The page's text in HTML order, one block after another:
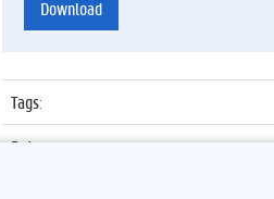
Download
Tags:
Datum: